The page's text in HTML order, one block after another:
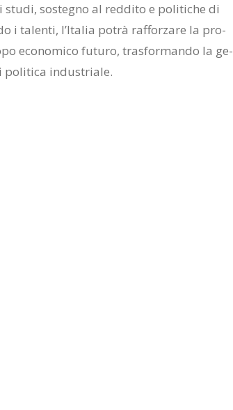
so­ste­gno al red­di­to e po­li­ti­che di
i ta­len­ti, l’I­ta­lia po­trà raf­for­za­re la pro­
eco­no­mi­co fu­tu­ro, tra­sfor­man­do la ge­
po­li­ti­ca in­du­stria­le.